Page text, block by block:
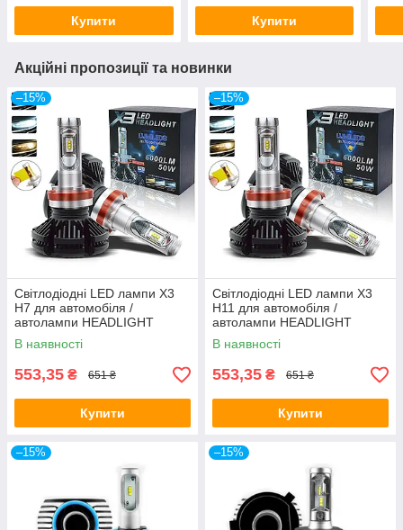
Купити Купити
Акційні пропозиції та новинки
–15%
Світлодіодні LED лампи X3
H7 для автомобіля /
автолампи HEADLIGHT
8000K/6000Lm / автомобільні
лід лампи
В наявності
553,35 ₴ 651 ₴
Купити
–15%
Світлодіодні LED лампи X3
H11 для автомобіля /
автолампи HEADLIGHT
8000K/6000Lm / автомобільні
лід лампи
В наявності
553,35 ₴ 651 ₴
Купити
–15% –15%